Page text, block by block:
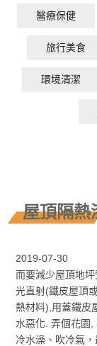
醫療保健
旅行美食
環境清潔
屋頂隔熱
2019-07-30
而要減少屋頂地
光直射(鐵皮屋頂
熱材料),用蓋鐵皮
水惡化. 弄個花園
冷水澡、吹冷氣